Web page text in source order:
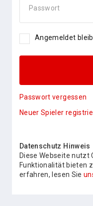
Passwort
Angemeldet
Passwort vergessen
Neuer Spieler
Datenschutz Hinweis
Diese Webseite nutzt
Funktionalität bieten
erfahren, lesen Sie